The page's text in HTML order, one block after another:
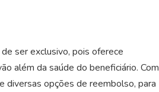
ser exclusivo, pois oferece
além da saúde do beneficiário. Com
diversas opções de reembolso, para